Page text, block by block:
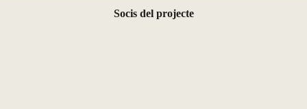
Socis del projecte